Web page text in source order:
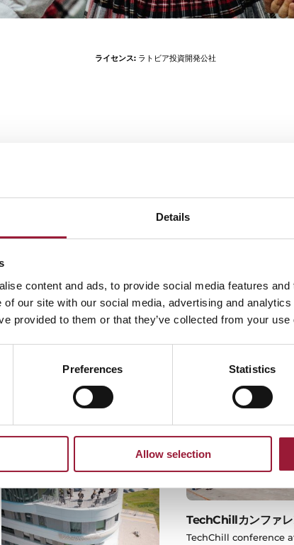
Details
content and ads, to provide social media features
of our site with our social media, advertising and
provided to them or that they’ve collected from your
Preferences Statistics
Allow selection
ライセンス: ラトビア投資開発公社
ダウンロード
関連資料
TechChillカンファ
TechChill conference